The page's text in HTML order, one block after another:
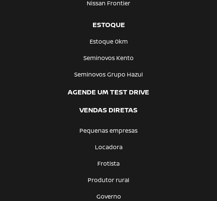
Nissan Frontier
ESTOQUE
Estoque 0km
Seminovos Kento
Seminovos Grupo Hazul
AGENDE UM TEST DRIVE
VENDAS DIRETAS
Pequenas empresas
Locadora
Frotista
Produtor rural
Governo